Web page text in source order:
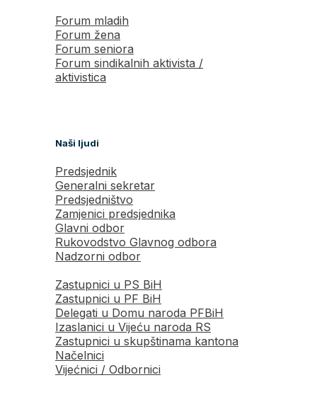
Forum mladih
Forum žena
Forum seniora
Forum sindikalnih aktivista /
aktivistica
Naši ljudi
Predsjednik
Generalni sekretar
Predsjedništvo
Zamjenici predsjednika
Glavni odbor
Rukovodstvo Glavnog odbora
Nadzorni odbor
Zastupnici u PS BiH
Zastupnici u PF BiH
Delegati u Domu naroda PFBiH
Izaslanici u Vijeću naroda RS
Zastupnici u skupštinama kantona
Načelnici
Vijećnici / Odbornici